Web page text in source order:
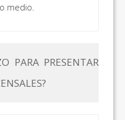
medio.
PARA PRESENTAR